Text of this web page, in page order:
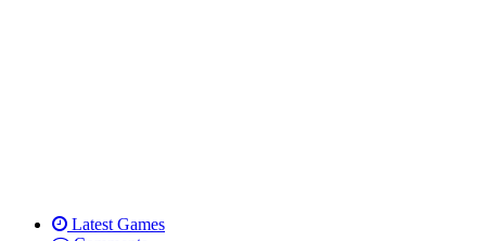
Latest Games